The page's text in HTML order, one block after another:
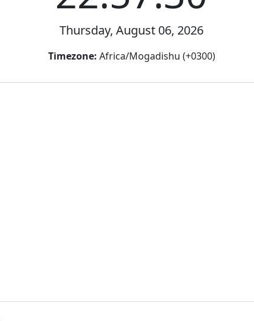
Thursday, August 06, 2026
Timezone: Africa/Mogadishu (+0300)